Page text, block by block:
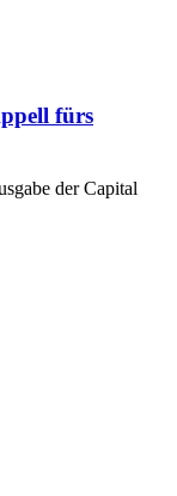
fürs
der Capital